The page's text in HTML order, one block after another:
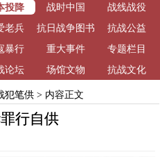
投降 战时中国
战线战役
老兵
抗日战争图书
馆
抗战公益
暴行 重大事件
专题栏目
论坛 场馆文物 抗战文化
犯笔供> 内容正文
行自供